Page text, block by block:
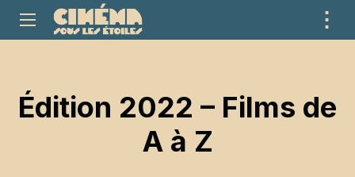
⋮
Édition 2022 – Films de
A à Z